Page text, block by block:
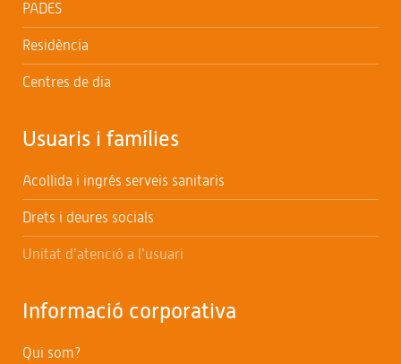
PADES
Residència
Centres de dia
Usuaris i famílies
Acollida i ingrés serveis sanitaris
Drets i deures socials
Unitat d’atenció a l’usuari
Informació corporativa
Qui som?